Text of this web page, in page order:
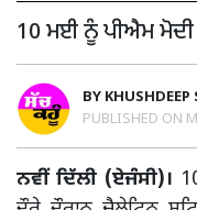
10 ਮਈ ਨੂੰ ਪੀਐਮ
BY KHUSHDEEP
PUBLISHED ON
ਨਵੀਂ ਦਿੱਲੀ (ਏਜੰਸੀ)।